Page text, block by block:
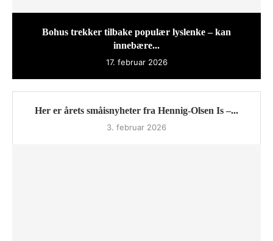
Bohus trekker tilbake populær lyslenke – kan
innebære...
17. februar 2026
Her er årets småisnyheter fra Hennig-Olsen Is –...
3. februar 2026